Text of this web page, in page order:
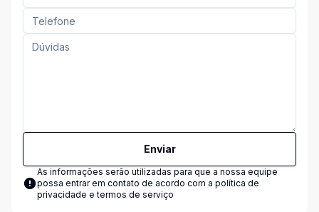
Enviar
As informações serão utilizadas para que a nossa equipe
possa entrar em contato de acordo com a política de
privacidade e termos de serviço